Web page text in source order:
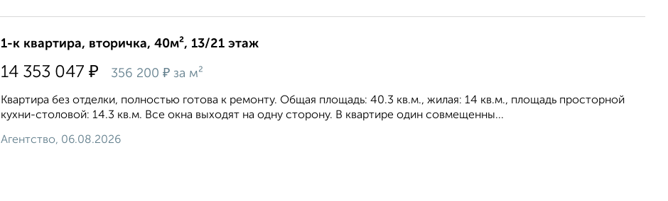
1-к квартира, вторичка, 40м², 13/21 этаж
14 353 047 ₽ 356 200 ₽ за м²
Квартира без отделки, полностью готова к ремонту. Общая площадь: 40.3 кв.м., жилая: 14 кв.м., площадь просторной
кухни-столовой: 14.3 кв.м. Все окна выходят на одну сторону. В квартире один совмещенны...
Агентство, 06.08.2026